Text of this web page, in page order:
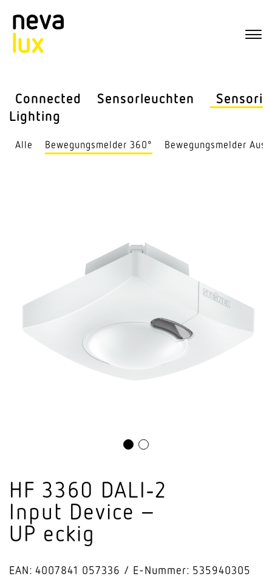
Connected
Lighting
Sensor­leuchten Sensorik
Alle Bewe­gungs­melder 360° Bewe­gungs­melder
HF 3360 DALI‑2
Input Device –
UP eckig
EAN: 4007841 057336 E-Nummer: 535940305